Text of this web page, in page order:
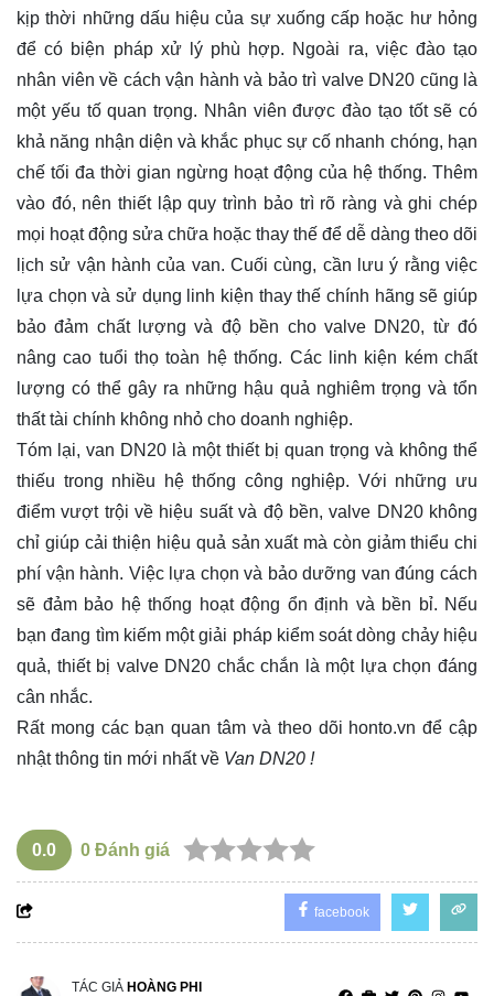
kịp thời những dấu hiệu của sự xuống cấp hoặc hư hỏng
để có biện pháp xử lý phù hợp. Ngoài ra, việc đào tạo
nhân viên về cách vận hành và bảo trì valve DN20 cũng là
một yếu tố quan trọng. Nhân viên được đào tạo tốt sẽ có
khả năng nhận diện và khắc phục sự cố nhanh chóng, hạn
chế tối đa thời gian ngừng hoạt động của hệ thống. Thêm
vào đó, nên thiết lập quy trình bảo trì rõ ràng và ghi chép
mọi hoạt động sửa chữa hoặc thay thế để dễ dàng theo dõi
lịch sử vận hành của van. Cuối cùng, cần lưu ý rằng việc
lựa chọn và sử dụng linh kiện thay thế chính hãng sẽ giúp
bảo đảm chất lượng và độ bền cho valve DN20, từ đó
nâng cao tuổi thọ toàn hệ thống. Các linh kiện kém chất
lượng có thể gây ra những hậu quả nghiêm trọng và tổn
thất tài chính không nhỏ cho doanh nghiệp.
Tóm lại, van DN20 là một thiết bị quan trọng và không thể
thiếu trong nhiều hệ thống công nghiệp. Với những ưu
điểm vượt trội về hiệu suất và độ bền, valve DN20 không
chỉ giúp cải thiện hiệu quả sản xuất mà còn giảm thiểu chi
phí vận hành. Việc lựa chọn và bảo dưỡng van đúng cách
sẽ đảm bảo hệ thống hoạt động ổn định và bền bỉ. Nếu
bạn đang tìm kiếm một giải pháp kiểm soát dòng chảy hiệu
quả, thiết bị valve DN20 chắc chắn là một lựa chọn đáng
cân nhắc.
Rất mong các bạn quan tâm và theo dõi honto.vn để cập
nhật thông tin mới nhất về Van DN20 !
0.0 0 Đánh giá
facebook
TÁC GIẢ HOÀNG PHI